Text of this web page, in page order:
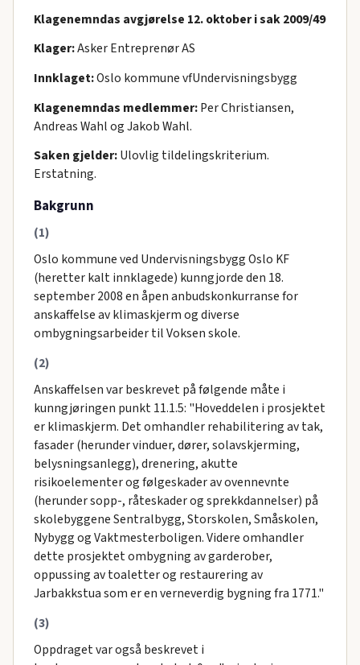
Klagenemndas avgjørelse 12. oktober i sak 2009/49
Klager:Asker Entreprenør AS
Innklaget:Oslo kommune vfUndervisningsbygg
Klagenemndas medlemmer:Per Christiansen,
Andreas Wahl og Jakob Wahl.
Saken gjelder:Ulovlig tildelingskriterium.
Erstatning.
Bakgrunn
(1)
Oslo kommune ved Undervisningsbygg Oslo KF
(heretter kalt innklagede) kunngjorde den 18.
september 2008 en åpen anbudskonkurranse for
anskaffelse av klimaskjerm og diverse
ombygningsarbeider til Voksen skole.
(2)
Anskaffelsen var beskrevet på følgende måte i
kunngjøringen punkt 11.1.5: "Hoveddelen i prosjektet
er klimaskjerm. Det omhandler rehabilitering av tak,
fasader (herunder vinduer, dører, solavskjerming,
belysningsanlegg), drenering, akutte
risikoelementer og følgeskader av ovennevnte
(herunder sopp-, råteskader og sprekkdannelser) på
skolebyggene Sentralbygg, Storskolen, Småskolen,
Nybygg og Vaktmesterboligen. Videre omhandler
dette prosjektet ombygning av garderober,
oppussing av toaletter og restaurering av
Jarbakkstua som er en verneverdig bygning fra 1771."
(3)
Oppdraget var også beskrevet i